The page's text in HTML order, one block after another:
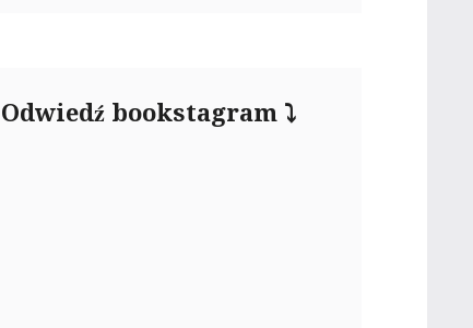
Odwiedź bookstagram ⤵